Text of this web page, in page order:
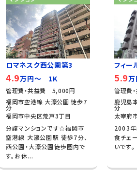
ロマネスク西公園第3
4.9万円～ 1K
管理費・共益費 5,000円
福岡市空港線 大濠公園 徒歩7
分
福岡市中央区荒戸3丁目
分譲マンションです☆福岡市
空港線 大濠公園駅 徒歩7分、
西公園・大濠公園徒歩圏内で
す。お休...
フィー
5.9
管理費
鹿児島
分
太宰府
2003年
食チェ
いです。